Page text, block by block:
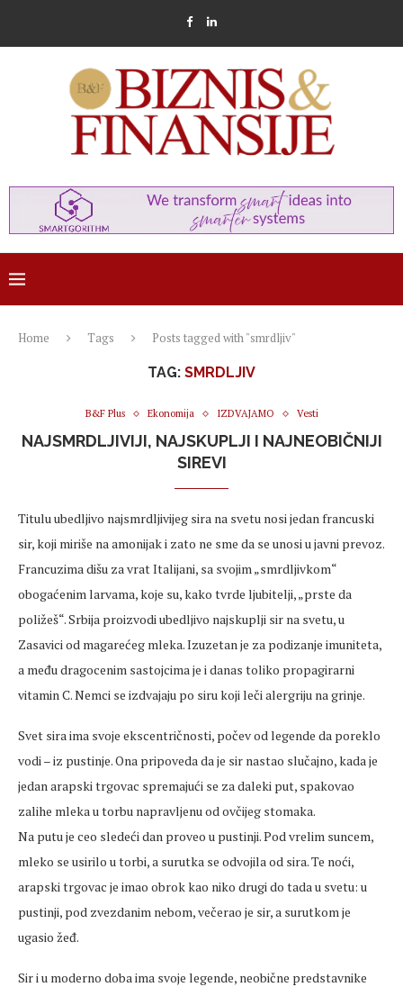
Home Tags Posts tagged with "smrdljiv"
TAG: SMRDLJIV
B&F Plus Ekonomija IZDVAJAMO Vesti
NAJSMRDLJIVIJI, NAJSKUPLJI I NAJNEOBIČNIJI
SIREVI
Titulu ubedljivo najsmrdljivijeg sira na svetu nosi jedan francuski
sir, koji miriše na amonijak i zato ne sme da se unosi u javni prevoz.
Francuzima dišu za vrat Italijani, sa svojim „smrdljivkom“
obogaćenim larvama, koje su, kako tvrde ljubitelji, „prste da
poližeš“. Srbija proizvodi ubedljivo najskuplji sir na svetu, u
Zasavici od magarećeg mleka. Izuzetan je za podizanje imuniteta,
a među dragocenim sastojcima je i danas toliko propagirarni
vitamin C. Nemci se izdvajaju po siru koji leči alergriju na grinje.
Svet sira ima svoje ekscentričnosti, počev od legende da poreklo
vodi – iz pustinje. Ona pripoveda da je sir nastao slučajno, kada je
jedan arapski trgovac spremajući se za daleki put, spakovao
zalihe mleka u torbu napravljenu od ovčijeg stomaka.
Na putu je ceo sledeći dan proveo u pustinji. Pod vrelim suncem,
mleko se usirilo u torbi, a surutka se odvojila od sira. Te noći,
arapski trgovac je imao obrok kao niko drugi do tada u svetu: u
pustinji, pod zvezdanim nebom, večerao je sir, a surutkom je
ugasio žeđ.
Sir i u moderno doba ima svoje legende, neobične predstavnike